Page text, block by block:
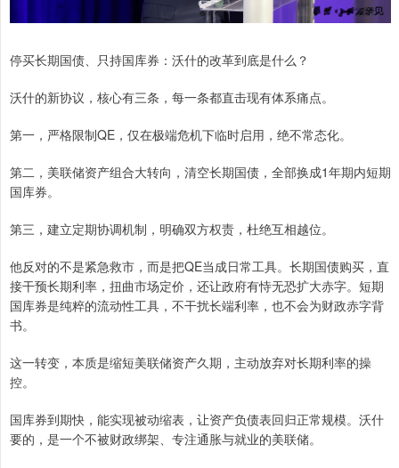
停买长期国债、只持国库券：沃什的改革到底是什么？
沃什的新协议，核心有三条，每一条都直击现有体系痛点。
第一，严格限制QE，仅在极端危机下临时启用，绝不常态化。
第二，美联储资产组合大转向，清空长期国债，全部换成1年期内短期
国库券。
第三，建立定期协调机制，明确双方权责，杜绝互相越位。
他反对的不是紧急救市，而是把QE当成日常工具。长期国债购买，直
接干预长期利率，扭曲市场定价，还让政府有恃无恐扩大赤字。短期
国库券是纯粹的流动性工具，不干扰长端利率，也不会为财政赤字背
书。
这一转变，本质是缩短美联储资产久期，主动放弃对长期利率的操
控。
国库券到期快，能实现被动缩表，让资产负债表回归正常规模。沃什
要的，是一个不被财政绑架、专注通胀与就业的美联储。